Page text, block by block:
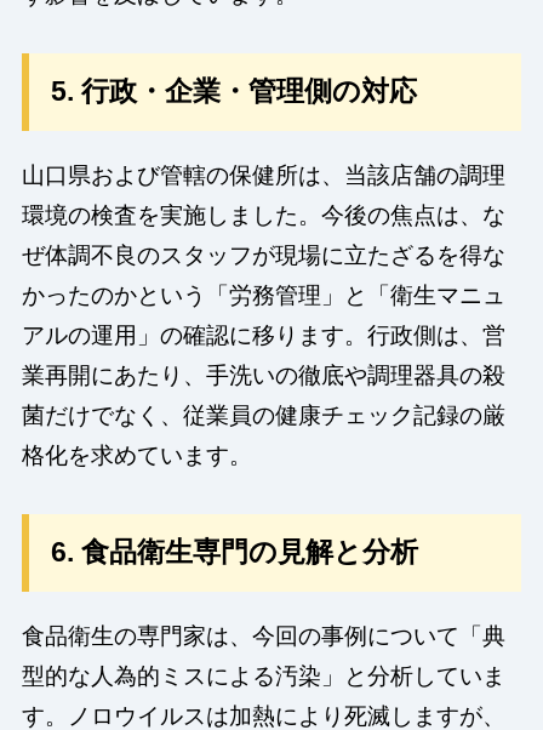
5. 行政・企業・管理側の対応
山口県および管轄の保健所は、当該店舗の調理
環境の検査を実施しました。今後の焦点は、な
ぜ体調不良のスタッフが現場に立たざるを得な
かったのかという「労務管理」と「衛生マニュ
アルの運用」の確認に移ります。行政側は、営
業再開にあたり、手洗いの徹底や調理器具の殺
菌だけでなく、従業員の健康チェック記録の厳
格化を求めています。
6. 食品衛生専門の見解と分析
食品衛生の専門家は、今回の事例について「典
型的な人為的ミスによる汚染」と分析していま
す。ノロウイルスは加熱により死滅しますが、